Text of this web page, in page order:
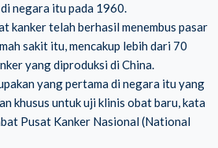
negara itu pada 1960.
kanker telah berhasil menembus pasar
sakit itu, mencakup lebih dari 70
yang diproduksi di China.
yang pertama di negara itu yang
khusus untuk uji klinis obat baru, kata
Pusat Kanker Nasional (National